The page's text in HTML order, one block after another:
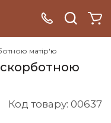
матір'ю
Код товару: 00637